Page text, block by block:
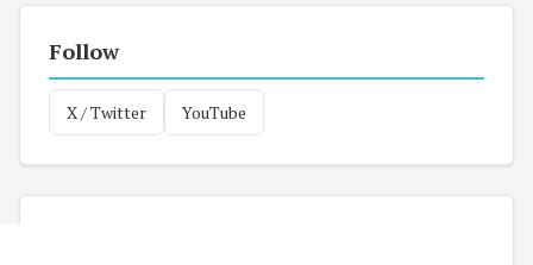
Follow
X / Twitter YouTube